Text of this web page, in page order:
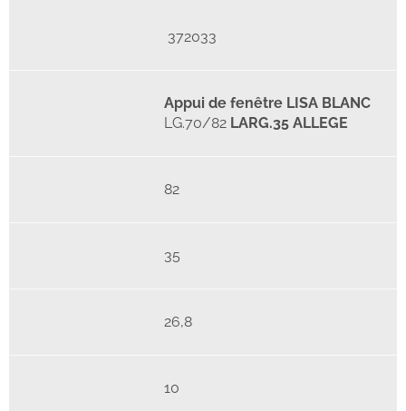
372033
Appui de fenêtre LISA BLANC
LG.70/82 LARG.35 ALLEGE
82
35
26,8
10